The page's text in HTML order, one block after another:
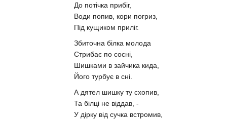
До потічка прибіг,
Води попив, кори погриз,
Під кущиком приліг.
Збиточна білка молода
Стрибає по сосні,
Шишками в зайчика кида,
Його турбує в сні.
А дятел шишку ту схопив,
Та білці не віддав, -
У дірку від сучка встромив,